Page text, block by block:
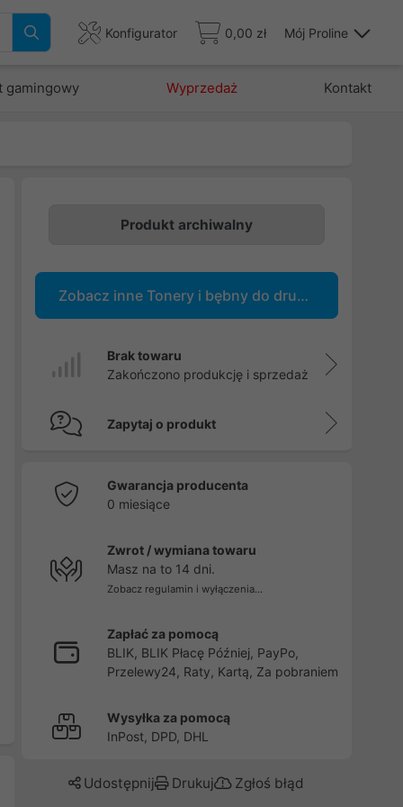
Konfigurator 0,00 zł Mój Proline
gamingowy Wyprzedaż Kontakt
Produkt archiwalny
Zobacz inne Tonery i bębny do drukarek
Brak towaru
Zakończono produkcję i sprzedaż
Zapytaj o produkt
Gwarancja producenta
0 miesiące
Zwrot / wymiana towaru
Masz na to 14 dni.
Zobacz regulamin i wyłączenia...
Zapłać za pomocą
BLIK, BLIK Płacę Później, PayPo,
Przelewy24, Raty, Kartą, Za pobraniem
Wysyłka za pomocą
InPost, DPD, DHL
Udostępnij Drukuj Zgłoś błąd